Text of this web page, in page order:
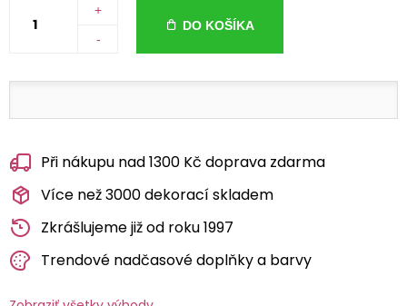
+
-
DO KOŠÍKA
Při nákupu nad 1300 Kč doprava zdarma
Více než 3000 dekorací skladem
Zkrášlujeme již od roku 1997
Trendové nadčasové doplňky a barvy